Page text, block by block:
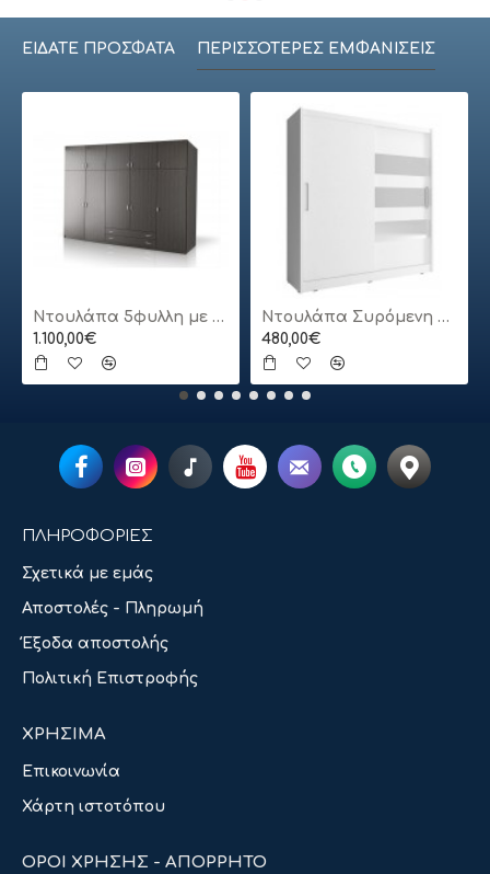
ΕΊΔΑΤΕ ΠΡΌΣΦΑΤΑ ΠΕΡΙΣΣΌΤΕΡΕΣ ΕΜΦΑΝΊΣΕΙΣ
Ντουλάπα 5φυλλη με πατάρι
1.100,00€
Ντουλάπα Συρόμενη 24113-MJ3-180 Χρώμα Λευκό 180x200x62cm
480,00€
ΠΛΗΡΟΦΟΡΙΕΣ
Σχετικά με εμάς
Αποστολές - Πληρωμή
Έξοδα αποστολής
Πολιτική Επιστροφής
ΧΡΗΣΙΜΑ
Επικοινωνία
Χάρτη ιστοτόπου
ΟΡΟΙ ΧΡΗΣΗΣ - ΑΠΟΡΡΗΤΟ